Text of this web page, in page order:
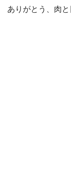
ありがとう、肉